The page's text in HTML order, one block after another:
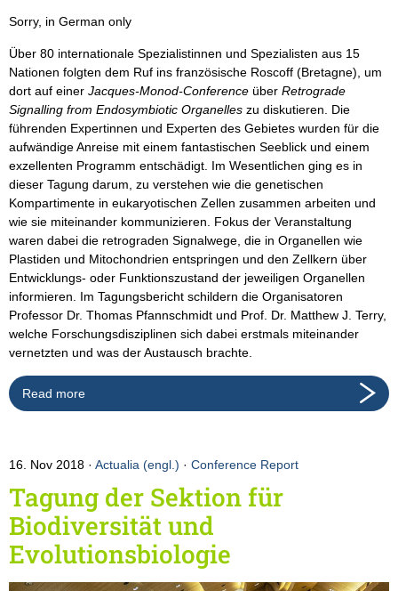
Sorry, in German only
Über 80 internationale Spezialistinnen und Spezialisten aus 15
Nationen folgten dem Ruf ins französische Roscoff (Bretagne), um
dort auf einer Jacques-Monod-Conference über Retrograde
Signalling from Endosymbiotic Organelles zu diskutieren. Die
führenden Expertinnen und Experten des Gebietes wurden für die
aufwändige Anreise mit einem fantastischen Seeblick und einem
exzellenten Programm entschädigt. Im Wesentlichen ging es in
dieser Tagung darum, zu verstehen wie die genetischen
Kompartimente in eukaryotischen Zellen zusammen arbeiten und
wie sie miteinander kommunizieren. Fokus der Veranstaltung
waren dabei die retrograden Signalwege, die in Organellen wie
Plastiden und Mitochondrien entspringen und den Zellkern über
Entwicklungs- oder Funktionszustand der jeweiligen Organellen
informieren. Im Tagungsbericht schildern die Organisatoren
Professor Dr. Thomas Pfannschmidt und Prof. Dr. Matthew J. Terry,
welche Forschungsdisziplinen sich dabei erstmals miteinander
vernetzten und was der Austausch brachte.
Read more
16. Nov 2018 Actualia (engl.) · Conference Report
Tagung der Sektion für
Biodiversität und
Evolutionsbiologie